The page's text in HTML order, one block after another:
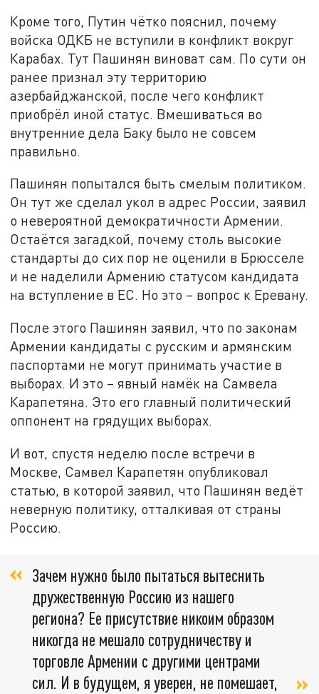
Кроме того, Путин чётко пояснил, почему
войска ОДКБ не вступили в конфликт вокруг
Карабах. Тут Пашинян виноват сам. По сути он
ранее признал эту территорию
азербайджанской, после чего конфликт
приобрёл иной статус. Вмешиваться во
внутренние дела Баку было не совсем
правильно.
Пашинян попытался быть смелым политиком.
Он тут же сделал укол в адрес России, заявил
о невероятной демократичности Армении.
Остаётся загадкой, почему столь высокие
стандарты до сих пор не оценили в Брюсселе
и не наделили Армению статусом кандидата
на вступление в ЕС. Но это – вопрос к Еревану.
После этого Пашинян заявил, что по законам
Армении кандидаты с русским и армянским
паспортами не могут принимать участие в
выборах. И это – явный намёк на Самвела
Карапетяна. Это его главный политический
оппонент на грядущих выборах.
И вот, спустя неделю после встречи в
Москве, Самвел Карапетян опубликовал
статью, в которой заявил, что Пашинян ведёт
неверную политику, отталкивая от страны
Россию.
Зачем нужно было пытаться вытеснить
дружественную Россию из нашего
региона? Ее присутствие никоим образом
никогда не мешало сотрудничеству и
торговле Армении с другими центрами
сил. И в будущем, я уверен, не помешает,